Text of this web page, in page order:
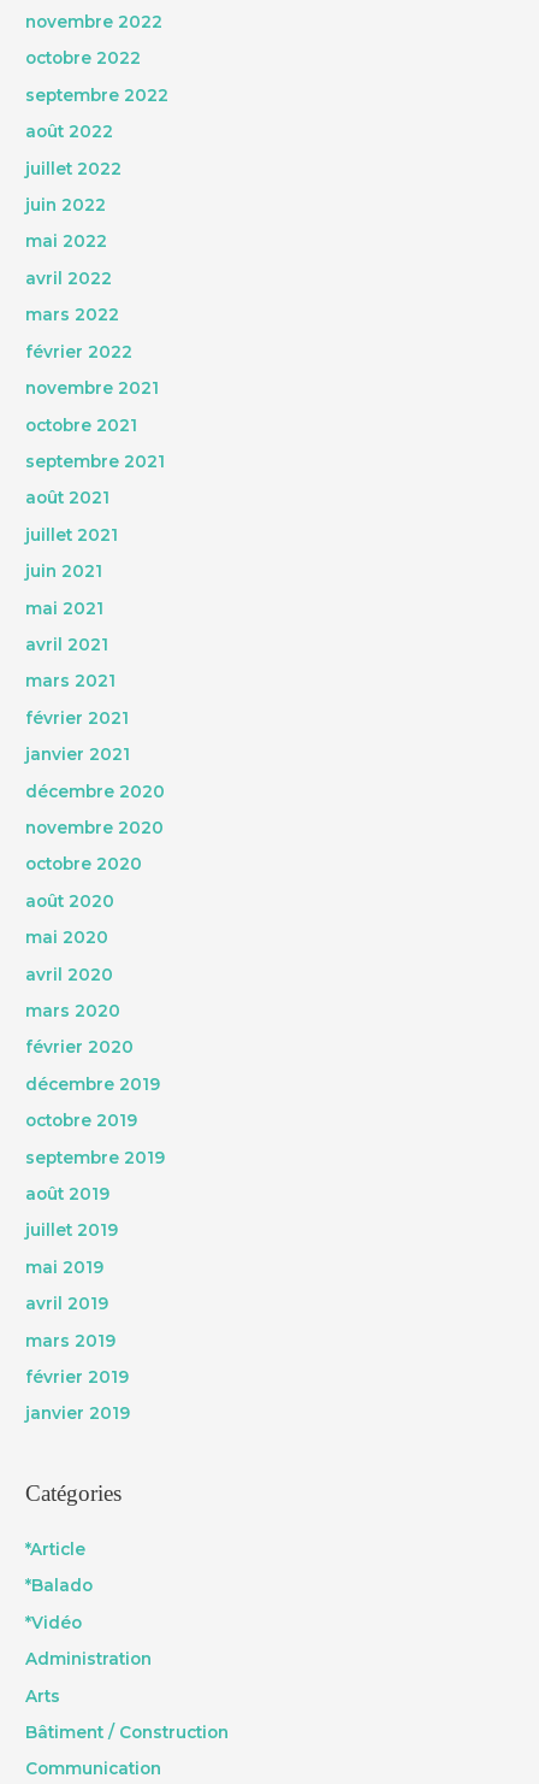
novembre 2022
octobre 2022
septembre 2022
août 2022
juillet 2022
juin 2022
mai 2022
avril 2022
mars 2022
février 2022
novembre 2021
octobre 2021
septembre 2021
août 2021
juillet 2021
juin 2021
mai 2021
avril 2021
mars 2021
février 2021
janvier 2021
décembre 2020
novembre 2020
octobre 2020
août 2020
mai 2020
avril 2020
mars 2020
février 2020
décembre 2019
octobre 2019
septembre 2019
août 2019
juillet 2019
mai 2019
avril 2019
mars 2019
février 2019
janvier 2019
Catégories
*Article
*Balado
*Vidéo
Administration
Arts
Bâtiment / Construction
Communication